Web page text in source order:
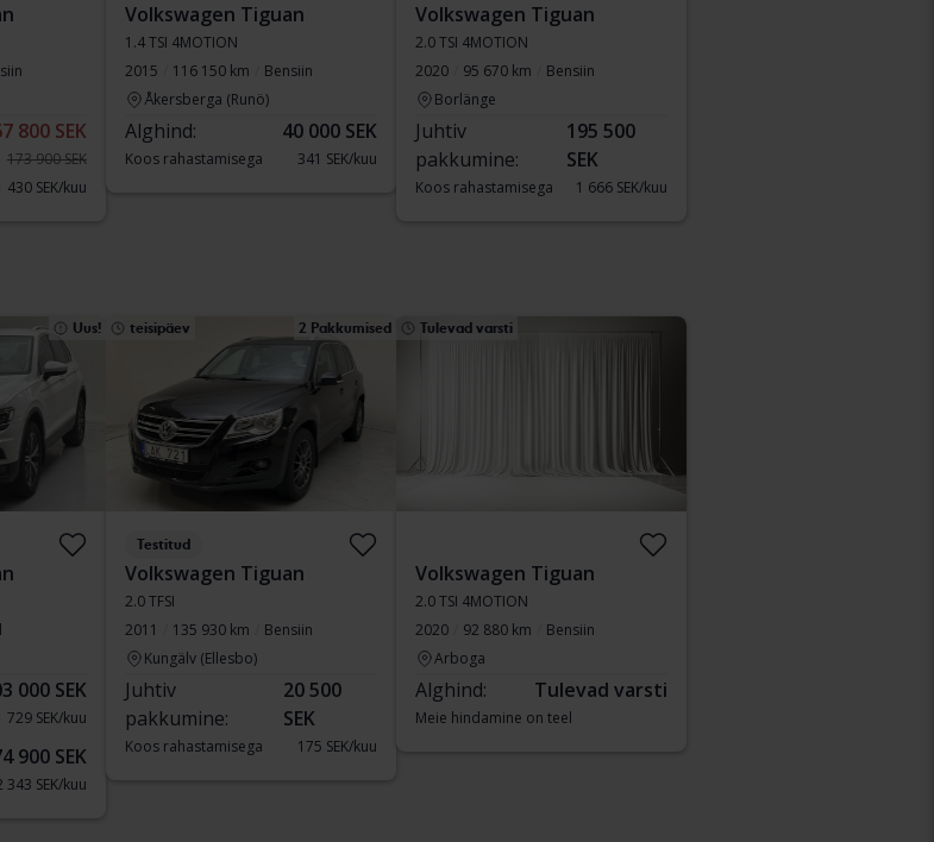
800 SEK
173 900 SEK
430 SEK/kuu
Volkswagen Tiguan
1.4 TSI 4MOTION
2015
116 150 km
Bensiin
Åkersberga (Runö)
Alghind: 40 000 SEK
Koos rahastamisega 341 SEK/kuu
Volkswagen Tiguan
2.0 TSI 4MOTION
2020
95 670 km
Bensiin
Borlänge
Juhtiv
pakkumine:
195 500
SEK
Koos rahastamisega 1 666 SEK/kuu
Uus!
000 SEK
729 SEK/kuu
900 SEK
343 SEK/kuu
teisipäev 2 Pakkumised
Testitud
Volkswagen Tiguan
2.0 TFSI
2011
135 930 km
Bensiin
Kungälv (Ellesbo)
Juhtiv
pakkumine:
20 500
SEK
Koos rahastamisega 175 SEK/kuu
Tulevad varsti
Volkswagen Tiguan
2.0 TSI 4MOTION
2020
92 880 km
Bensiin
Arboga
Alghind: Tulevad varsti
Meie hindamine on teel